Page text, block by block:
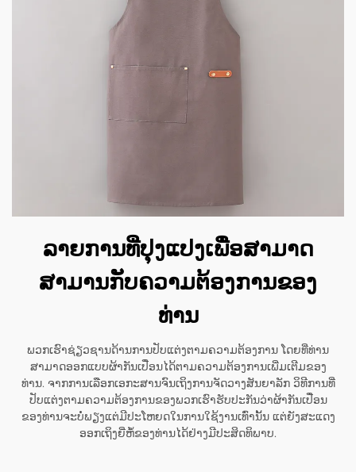
ລາຍການທີ່ປຸງແປງເພື່ອສາມາດ
ສາມານກັບຄວາມຕ້ອງການຂອງ
ທ່ານ
ພວກເຮົາຊ່ຽວຊານດ້ານການປັບແຕ່ງຕາມຄວາມຕ້ອງການ ໂດຍທີ່ທ່ານ
ສາມາດອອກແບບຜ້າກັນເປື່ອນໄດ້ຕາມຄວາມຕ້ອງການເພີ່ມເຕີມຂອງ
ທ່ານ. ຈາກການເລືອກເອກະສານຈົນເຖິງການຈັດວາງສັນຍາລັກ ວິທີການທີ່
ປັບແຕ່ງຕາມຄວາມຕ້ອງການຂອງພວກເຮົາຮັບປະກັນວ່າຜ້າກັນເປື່ອນ
ຂອງທ່ານຈະບໍ່ພຽງແຕ່ມີປະໂຫຍດໃນການໃຊ້ງານເທົ່ານັ້ນ ແຕ່ຍັງສະແດງ
ອອກເຖິງຍີ່ຫໍ້ຂອງທ່ານໄດ້ຢ່າງມີປະສິດທິພາບ.